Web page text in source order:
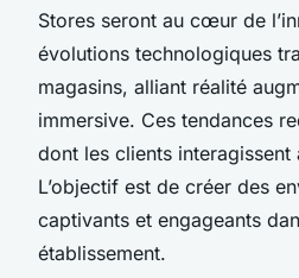
Stores seront au cœur de
évolutions technologiques
magasins, alliant réalité
immersive. Ces tendances
dont les clients
L’objectif est de créer des
captivants et engageants
établissement.